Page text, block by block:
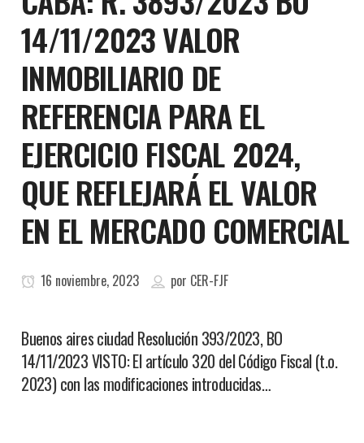
14/11/2023 VALOR
INMOBILIARIO DE
REFERENCIA PARA EL
EJERCICIO FISCAL 2024,
QUE REFLEJARÁ EL VALOR
EN EL MERCADO COMERCIAL
16 noviembre, 2023 por CER-FJF
Buenos aires ciudad Resolución 393/2023, BO
14/11/2023 VISTO: El artículo 320 del Código Fiscal (t.o.
2023) con las modificaciones introducidas…